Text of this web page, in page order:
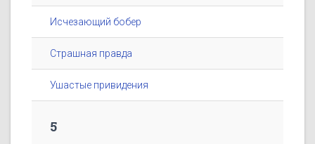
Исчезающий бобер
Страшная правда
Ушастые привидения
5